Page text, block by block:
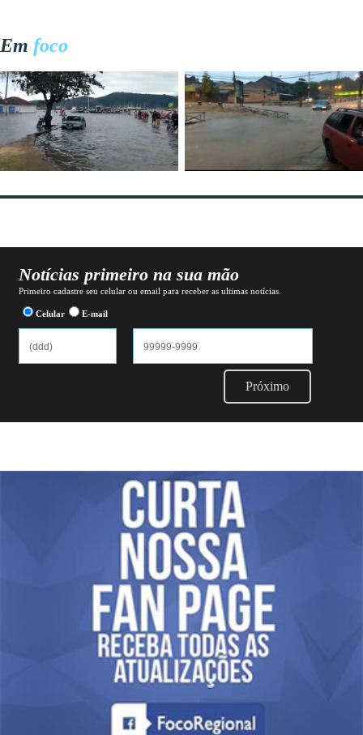
Em foco
Notícias primeiro na sua mão
Primeiro cadastre seu celular ou email para receber as ultimas notícias.
Celular E-mail
Próximo